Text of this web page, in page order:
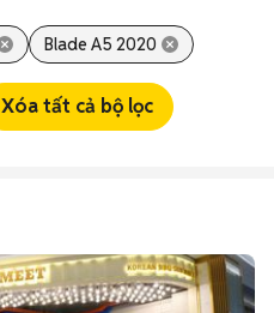
Blade A5 2020
Xóa tất cả bộ lọc